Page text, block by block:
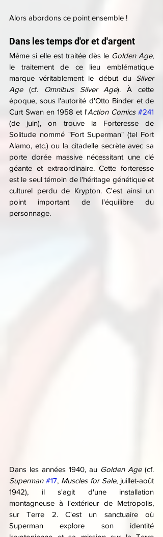
Alors abordons ce point ensemble !
Dans les temps d'or et d'argent
Même si elle est traitée dès le Golden Age,
le traitement de ce lieu emblématique
marque véritablement le début du Silver
Age (cf. Omnibus Silver Age). À cette
époque, sous l'autorité d'Otto Binder et de
Curt Swan en 1958 et l'Action Comics #241
(de juin), on trouve la Forteresse de
Solitude nommé "Fort Superman" (tel Fort
Alamo, etc.) ou la citadelle secrète avec sa
porte dorée massive nécessitant une clé
géante et extraordinaire. Cette forteresse
est le seul témoin de l'héritage génétique et
culturel perdu de Krypton. C'est ainsi un
point important de l'équilibre du
personnage.
Dans les années 1940, au Golden Age
Superman #17, Muscles for Sale, juillet-août
1942), il s'agit d'une installation
montagneuse à l'extérieur de Metropolis,
sur Terre 2. C'est un sanctuaire où
Superman explore son identité